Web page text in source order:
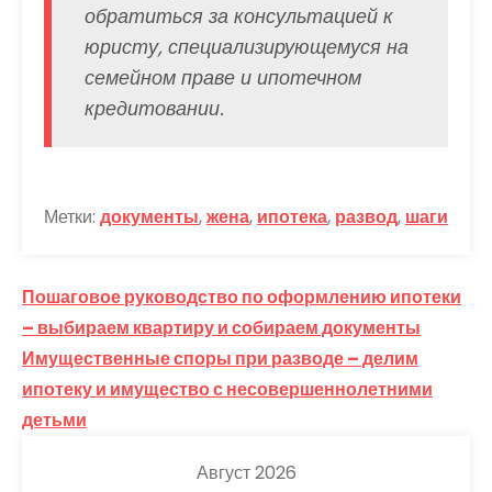
обратиться за консультацией к
юристу, специализирующемуся на
семейном праве и ипотечном
кредитовании.
Метки: документы,жена, ипотека, развод, шаги
Навигация
по
записям
Пошаговое руководство по оформлению ипотеки
– выбираем квартиру и собираем документы
Имущественные споры при разводе – делим
ипотеку и имущество с несовершеннолетними
детьми
Август 2026